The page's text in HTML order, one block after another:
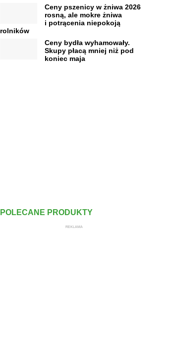
Ceny pszenicy w żniwa 2026
rosną, ale mokre żniwa
i potrącenia niepokoją
rolników
Ceny bydła wyhamowały.
Skupy płacą mniej niż pod
koniec maja
POLECANE PRODUKTY
REKLAMA